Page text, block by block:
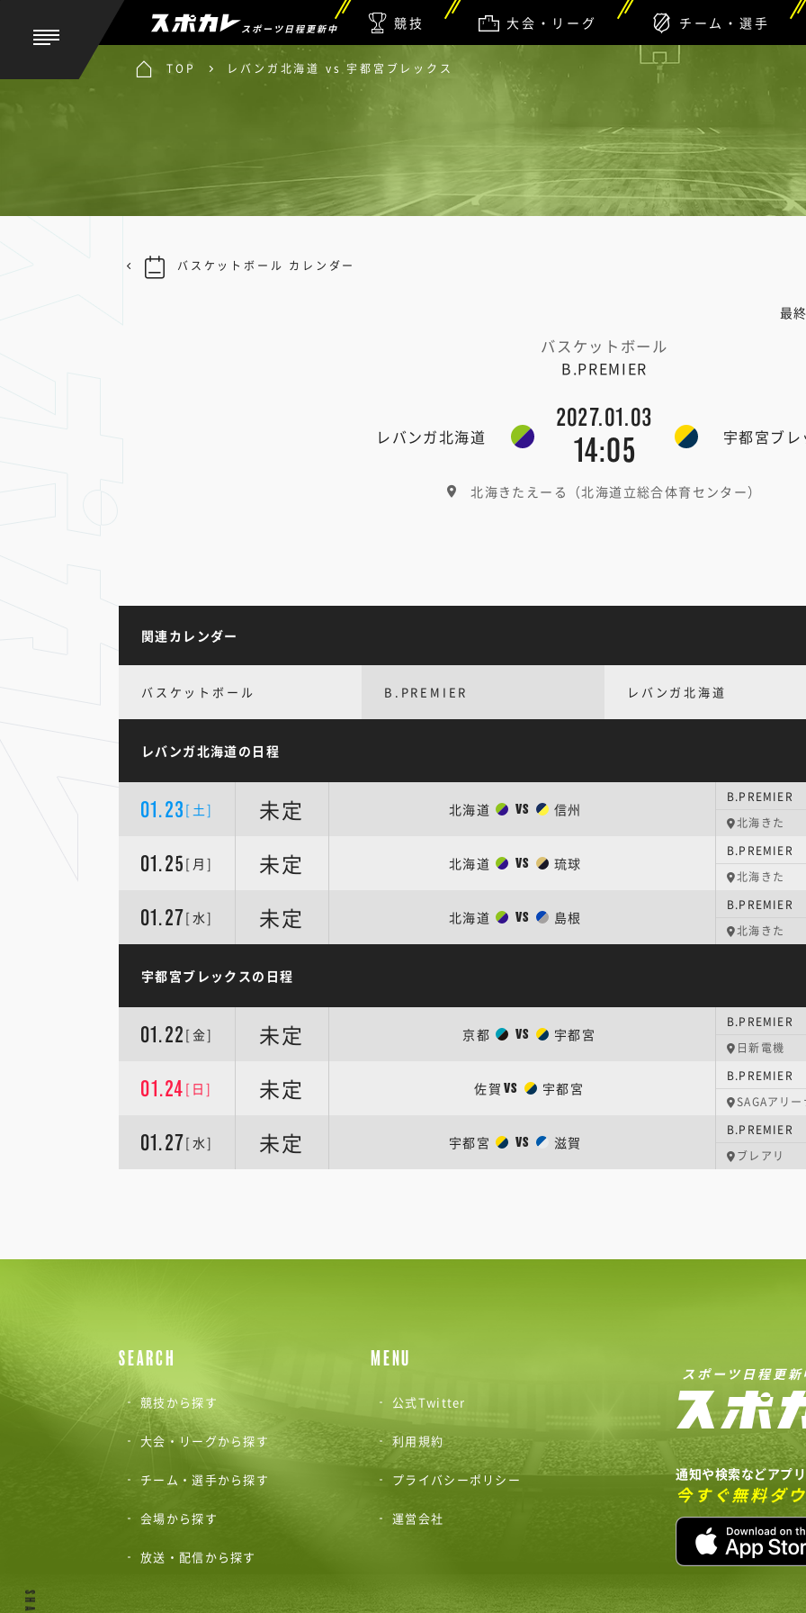
スポーツ日程更新中 競技 大会・リーグ チーム・選手
TOP レバンガ北海道 vs 宇都宮ブレックス
最
バスケットボール
B.PREMIER
レバンガ北海道
2027.01.03
14:05 宇都宮ブ
北海きたえーる（北海道立総合体育センター）
バスケットボール カレンダー
関連カレンダー
バスケットボール B.PREMIER レバンガ北海道
レバンガ北海道の日程
01.23 [土] 未定 北海道 VS 信州
B.PREMIER
北海きた
01.25 [月] 未定 北海道 VS 琉球
B.PREMIER
北海きた
01.27[水] 未定 北海道 VS 島根
B.PREMIER
北海きた
宇都宮ブレックスの日程
01.22 [金] 未定 京都 VS 宇都宮
B.PREMIER
日新電機
01.24 [日] 未定 佐賀 VS 宇都宮
B.PREMIER
SAGAアリー
01.27[水] 未定 宇都宮 VS 滋賀
B.PREMIER
ブレアリ
SEARCH
競技から探す
大会・リーグから探す
チーム・選手から探す
会場から探す
放送・配信から探す
MENU
公式Twitter
利用規約
プライバシーポリシー
運営会社
スポーツ日程更新
通知や検索などアプ
今すぐ無料ダ